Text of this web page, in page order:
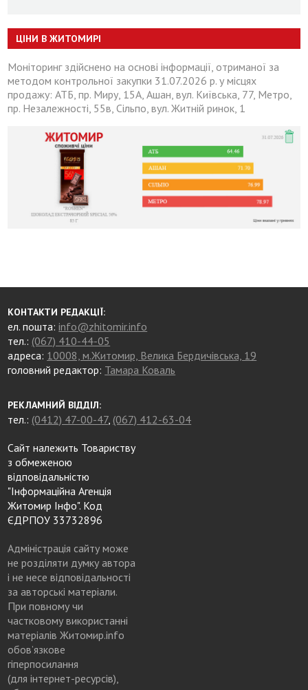
ЦІНИ В ЖИТОМИРІ
Моніторинг здійснено на основі інформації, отриманої за
методом контрольної закупки 31.07.2026 р. у місцях
продажу: АТБ, пр. Миру, 15А, Ашан, вул. Київська, 77, Метро,
пр. Незалежності, 55в, Сільпо, вул. Житній ринок, 1
КОНТАКТИ РЕДАКЦІЇ:
ел. пошта:info@zhitomir.info
тел.: (067) 410-44-05
адреса: 10008, м.Житомир, Велика Бердичівська, 19
головний редактор: Тамара Коваль
РЕКЛАМНИЙ ВІДДІЛ:
тел.: (0412) 47-00-47, (067) 412-63-04
Сайт належить Товариству
з обмеженою
відповідальністю
"Інформаційна Агенція
Житомир Інфо". Код
ЄДРПОУ 33732896
Адміністрація сайту може
не розділяти думку автора
і не несе відповідальності
за авторські матеріали.
При повному чи
частковому використанні
матеріалів Житомир.info
обов’язкове
гіперпосилання
(для інтернет-ресурсів),